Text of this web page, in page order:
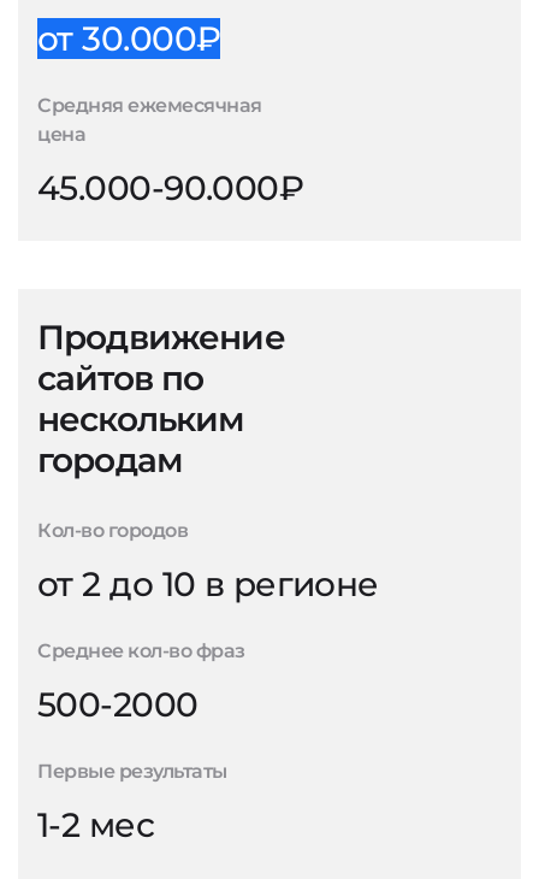
от 30.000₽
Средняя ежемесячная
цена
45.000-90.000₽
Продвижение
сайтов по
нескольким
городам
Кол-во городов
от 2 до 10 в регионе
Среднее кол-во фраз
500-2000
Первые результаты
1-2 мес